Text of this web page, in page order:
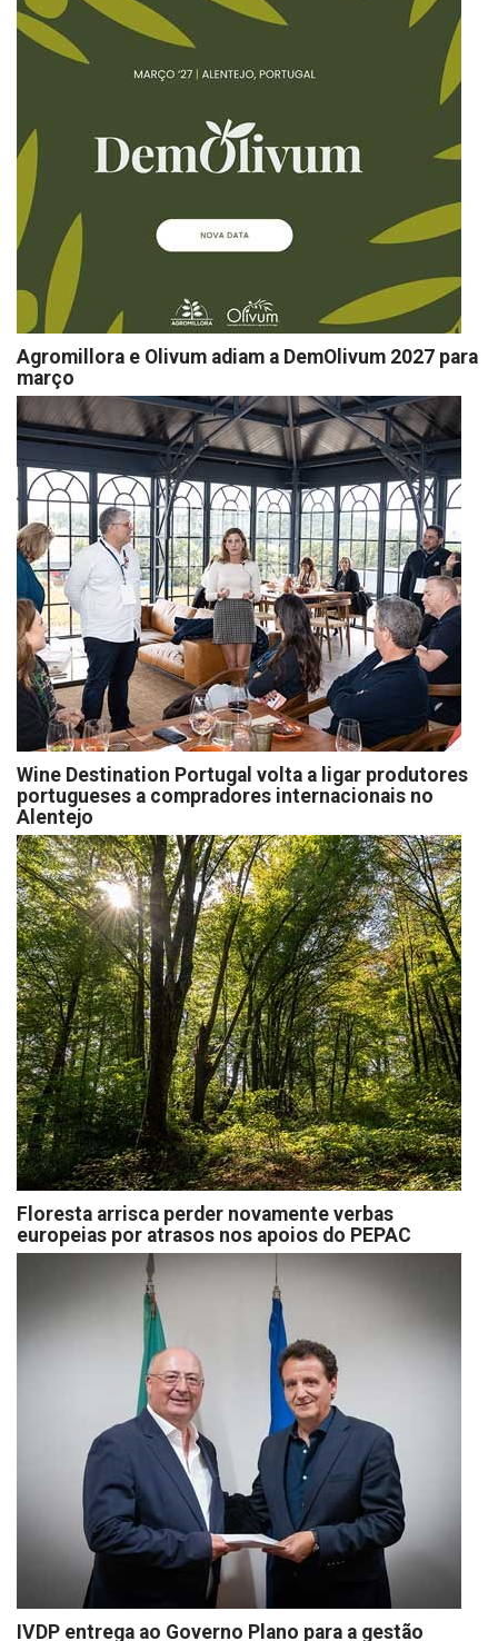
Agromillora e Olivum adiam a DemOlivum 2027 para
março
Wine Destination Portugal volta a ligar produtores
portugueses a compradores internacionais no
Alentejo
Floresta arrisca perder novamente verbas
europeias por atrasos nos apoios do PEPAC
IVDP entrega ao Governo Plano para a gestão